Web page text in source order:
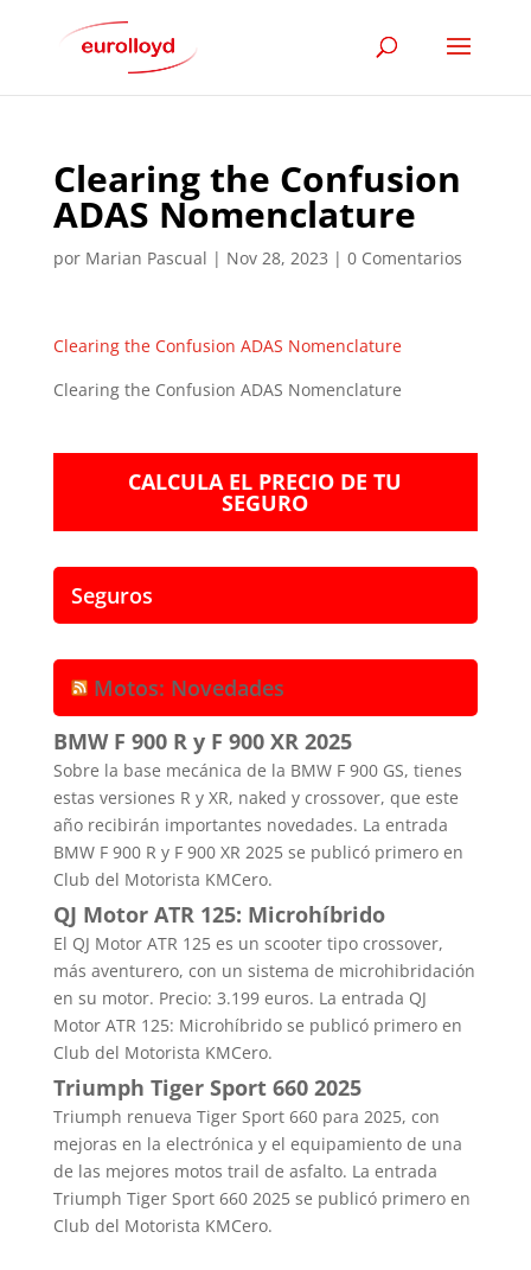
Clearing the Confusion
ADAS Nomenclature
por Marian Pascual | Nov 28, 2023 | 0 Comentarios
Clearing the Confusion ADAS Nomenclature
Clearing the Confusion ADAS Nomenclature
CALCULA EL PRECIO DE TU
SEGURO
Seguros
Motos: Novedades
BMW F 900 R y F 900 XR 2025
Sobre la base mecánica de la BMW F 900 GS, tienes
estas versiones R y XR, naked y crossover, que este
año recibirán importantes novedades. La entrada
BMW F 900 R y F 900 XR 2025 se publicó primero en
Club del Motorista KMCero.
QJ Motor ATR 125: Microhíbrido
El QJ Motor ATR 125 es un scooter tipo crossover,
más aventurero, con un sistema de microhibridación
en su motor. Precio: 3.199 euros. La entrada QJ
Motor ATR 125: Microhíbrido se publicó primero en
Club del Motorista KMCero.
Triumph Tiger Sport 660 2025
Triumph renueva Tiger Sport 660 para 2025, con
mejoras en la electrónica y el equipamiento de una
de las mejores motos trail de asfalto. La entrada
Triumph Tiger Sport 660 2025 se publicó primero en
Club del Motorista KMCero.